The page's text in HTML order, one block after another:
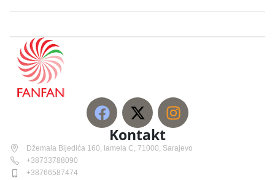
Kontakt
Džemala Bijedića 160, lamela C, 71000, Sarajevo
+38733788090
+38766587474